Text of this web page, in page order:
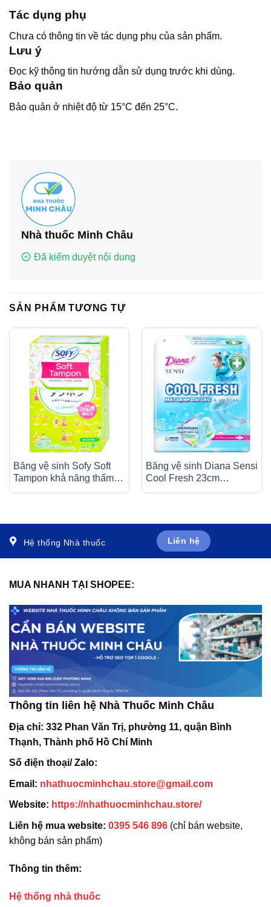
Tác dụng phụ
Chưa có thông tin về tác dụng phụ của sản phẩm.
Lưu ý
Đọc kỹ thông tin hướng dẫn sử dụng trước khi dùng.
Bảo quản
Bảo quản ở nhiệt độ từ 15°C đến 25°C.
Nhà thuốc Minh Châu
Đã kiểm duyệt nội dung
SẢN PHẨM TƯƠNG TỰ
Băng vệ sinh Sofy Soft
Tampon khả năng thấm
Băng vệ sinh Diana Sensi
Cool Fresh 23cm
Hệ thống Nhà thuốc Liên hệ
MUA NHANH TẠI SHOPEE:
Thông tin liên hệ Nhà Thuốc Minh Châu
Địa chỉ: 332 Phan Văn Trị, phường 11, quận Bình
Thạnh, Thành phố Hồ Chí Minh
Số điện thoại/ Zalo:
Email: nhathuocminhchau.store@gmail.com
Website: https://nhathuocminhchau.store/
Liên hệ mua website: 0395 546 896 (chỉ bán website,
không bán sản phẩm)
Thông tin thêm:
Hệ thống nhà thuốc